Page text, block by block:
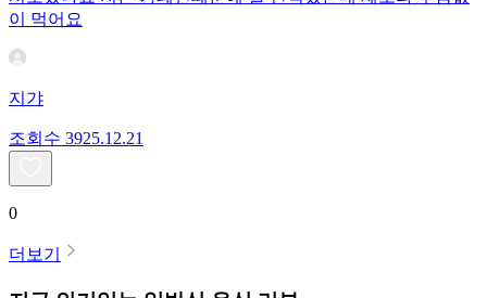
이 먹어요
지갸
조회수 3925.12.21
0
더보기